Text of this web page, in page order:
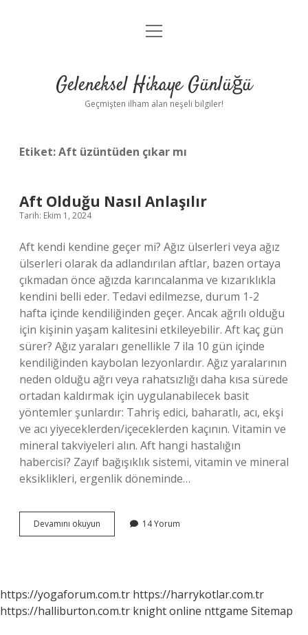
Anasayfa
Yasal Uyarı
menüyü
Geleneksel Hikaye Günlüğü
Geçmişten ilham alan neşeli bilgiler!
Etiket:Aft üzüntüden çıkar mı
Aft Olduğu Nasıl Anlaşılır
Tarih: Ekim 1, 2024
Aft kendi kendine geçer mi? Ağız ülserleri veya ağız
ülserleri olarak da adlandırılan aftlar, bazen ortaya
çıkmadan önce ağızda karıncalanma ve kızarıklıkla
kendini belli eder. Tedavi edilmezse, durum 1-2
hafta içinde kendiliğinden geçer. Ancak ağrılı olduğu
için kişinin yaşam kalitesini etkileyebilir. Aft kaç gün
sürer? Ağız yaraları genellikle 7 ila 10 gün içinde
kendiliğinden kaybolan lezyonlardır. Ağız yaralarının
neden olduğu ağrı veya rahatsızlığı daha kısa sürede
ortadan kaldırmak için uygulanabilecek basit
yöntemler şunlardır: Tahriş edici, baharatlı, acı, ekşi
ve acı yiyeceklerden/içeceklerden kaçının. Vitamin ve
mineral takviyeleri alın. Aft hangi hastalığın
habercisi? Zayıf bağışıklık sistemi, vitamin ve mineral
eksiklikleri, ergenlik döneminde…
Devamını okuyun
Olduğu
14 Yorum
https://yogaforum.com.tr https://harrykotlar.com.tr
https://halliburton.com.tr knight online nttgame Sitemap